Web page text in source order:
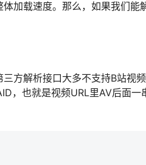
加载速度。那么，如果我们能
方解析接口大多不支持B站视
，也就是视频URL里AV后面一